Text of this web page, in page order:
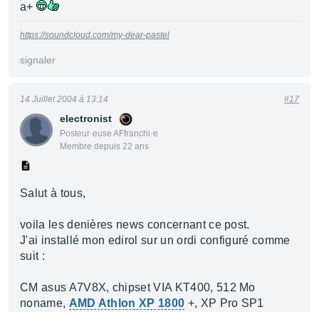
a+
https://soundcloud.com/my-dear-pastel
signaler
electronist
Posteur·euse AFfranchi·e
Membre depuis 22 ans
14 Juillet 2004 à 13:14 #17
Salut à tous,
voila les denières news concernant ce post.
J'ai installé mon edirol sur un ordi configuré comme
suit :
CM asus A7V8X, chipset VIA KT400, 512 Mo
noname, AMD Athlon XP 1800 +, XP Pro SP1